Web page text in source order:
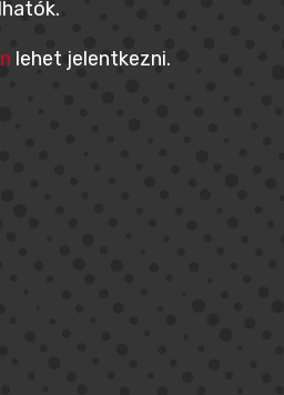
lehet jelentkezni.